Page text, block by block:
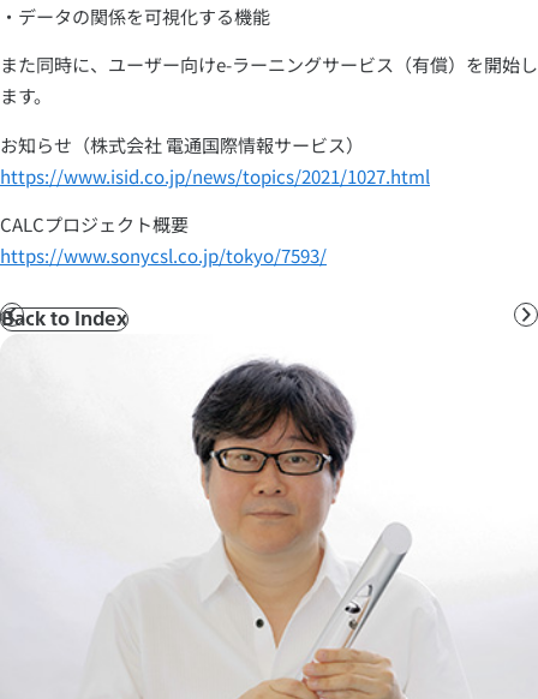
・データの関係を可視化する機能
また同時に、ユーザー向けe-ラーニングサービス（有償）を開始し
ます。
お知らせ（株式会社 電通国際情報サービス）
https://www.isid.co.jp/news/topics/2021/1027.html
CALCプロジェクト概要
https://www.sonycsl.co.jp/tokyo/7593/
前
Back to Index